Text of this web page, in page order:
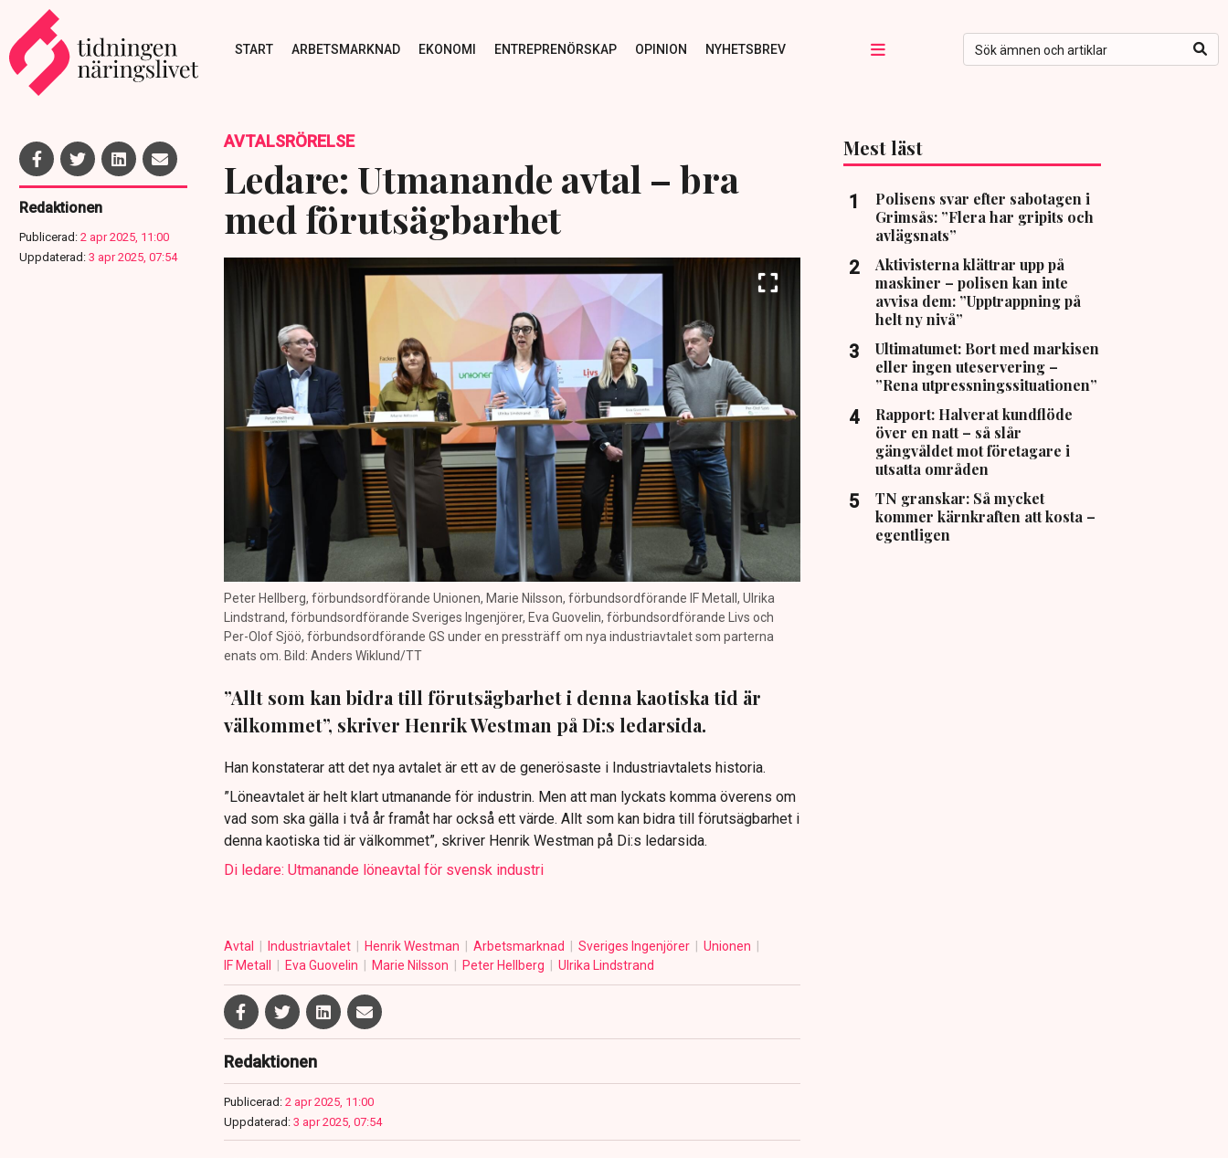
START ARBETSMARKNAD EKONOMI ENTREPRENÖRSKAP OPINION NYHETSBREV
Redaktionen
Publicerad: 2 apr 2025, 11:00
Uppdaterad: 3 apr 2025, 07:54
AVTALSRÖRELSE
Ledare: Utmanande avtal – bra
med förutsägbarhet
Peter Hellberg, förbundsordförande Unionen, Marie Nilsson, förbundsordförande IF Metall, Ulrika
Lindstrand, förbundsordförande Sveriges Ingenjörer, Eva Guovelin, förbundsordförande Livs och
Per-Olof Sjöö, förbundsordförande GS under en pressträff om nya industriavtalet som parterna
enats om. Bild: Anders Wiklund/TT
”Allt som kan bidra till förutsägbarhet i denna kaotiska tid är
välkommet”, skriver Henrik Westman på Di:s ledarsida.
Han konstaterar att det nya avtalet är ett av de generösaste i Industriavtalets historia.
”Löneavtalet är helt klart utmanande för industrin. Men att man lyckats komma överens om
vad som ska gälla i två år framåt har också ett värde. Allt som kan bidra till förutsägbarhet i
denna kaotiska tid är välkommet”, skriver Henrik Westman på Di:s ledarsida.
Di ledare: Utmanande löneavtal för svensk industri
Avtal Industriavtalet Henrik Westman Arbetsmarknad Sveriges Ingenjörer
Unionen
IF Metall
Eva Guovelin Marie Nilsson Peter Hellberg Ulrika Lindstrand
Redaktionen
Publicerad: 2 apr 2025, 11:00
Uppdaterad: 3 apr 2025, 07:54
Mest läst
Polisens svar efter sabotagen i
Grimsås: ”Flera har gripits och
avlägsnats”
Aktivisterna klättrar upp på
maskiner – polisen kan inte
avvisa dem: ”Upptrappning på
helt ny nivå”
Ultimatumet: Bort med markisen
eller ingen uteservering –
”Rena utpressningssituationen”
Rapport: Halverat kundflöde
över en natt – så slår
gängvåldet mot företagare i
utsatta områden
TN granskar: Så mycket
kommer kärnkraften att kosta –
egentligen